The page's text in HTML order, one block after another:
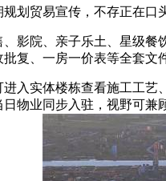
贸易宣传，不存正在口
院、亲子乐土、星级餐
复、一房一价表等全套文
实体楼栋查看施工工艺
物业同步入驻，视野可